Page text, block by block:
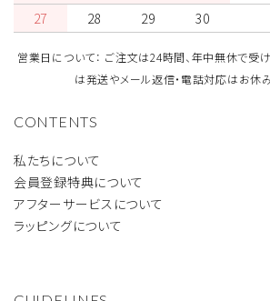
CONTENTS
私たちについて
会員登録特典について
アフターサービスについて
ラッピングについて
27
28 29 30
営業日について： ご注文は24時間、年中無休で受
は発送やメール返信・電話対応はお休